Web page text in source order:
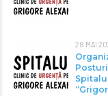
28 MAI